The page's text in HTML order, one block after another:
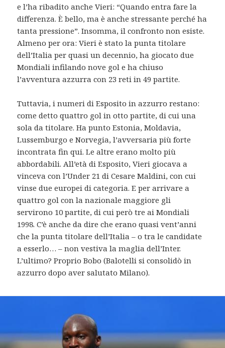
e l’ha ribadito anche Vieri: “Quando entra fare la
differenza. È bello, ma è anche stressante perché ha
tanta pressione”. Insomma, il confronto non esiste.
Almeno per ora: Vieri è stato la punta titolare
dell’Italia per quasi un decennio, ha giocato due
Mondiali infilando nove gol e ha chiuso
l’avventura azzurra con 23 reti in 49 partite.
Tuttavia, i numeri di Esposito in azzurro restano:
come detto quattro gol in otto partite, di cui una
sola da titolare. Ha punto Estonia, Moldavia,
Lussemburgo e Norvegia, l’avversaria più forte
incontrata fin qui. Le altre erano molto più
abbordabili. All’età di Esposito, Vieri giocava a
vinceva con l’Under 21 di Cesare Maldini, con cui
vinse due europei di categoria. E per arrivare a
quattro gol con la nazionale maggiore gli
servirono 10 partite, di cui però tre ai Mondiali
1998. C’è anche da dire che erano quasi vent’anni
che la punta titolare dell’Italia – o tra le candidate
a esserlo… – non vestiva la maglia dell’Inter.
L’ultimo? Proprio Bobo (Balotelli si consolidò in
azzurro dopo aver salutato Milano).